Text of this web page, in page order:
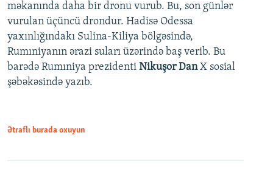
məkanında daha bir dronu vurub. Bu, son günlər
vurulan üçüncü drondur. Hadisə Odessa
yaxınlığındakı Sulina-Kiliya bölgəsində,
Rumıniyanın ərazi suları üzərində baş verib. Bu
barədə Rumıniya prezidenti Nikuşor DanX sosial
şəbəkəsində yazıb.
Ətraflı burada oxuyun